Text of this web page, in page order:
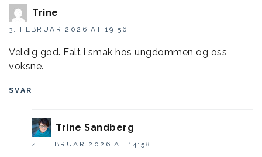
Trine
3. FEBRUAR 2026 AT 19:56
Veldig god. Falt i smak hos ungdommen og oss
voksne.
SVAR
Trine Sandberg
4. FEBRUAR 2026 AT 14:58